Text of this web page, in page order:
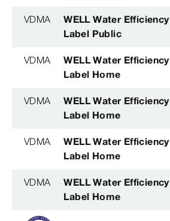
VDMA
WELL Water Efficiency
Label Public
VDMA
WELL Water Efficiency
Label Home
VDMA
WELL Water Efficiency
Label Home
VDMA
WELL Water Efficiency
Label Home
VDMA
WELL Water Efficiency
Label Home